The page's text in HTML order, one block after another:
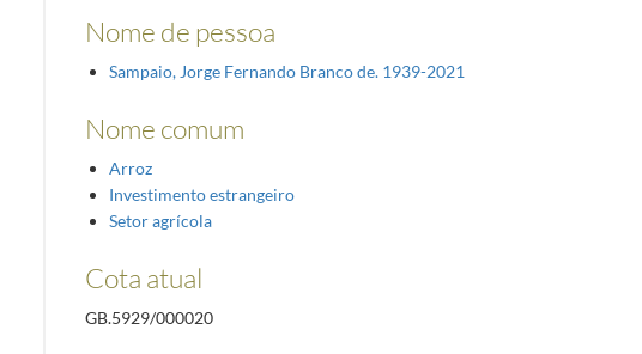
Nome de pessoa
Sampaio, Jorge Fernando Branco de. 1939-2021
Nome comum
Arroz
Investimento estrangeiro
Setor agrícola
Cota atual
GB.5929/000020